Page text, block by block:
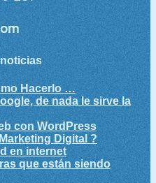
Hacerlo …
de nada le sirve la
con WordPress
Digital ?
en internet
que están siendo